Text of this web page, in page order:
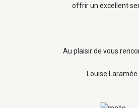
offrir un excellent
Au plaisir de vous
Louise Laramée